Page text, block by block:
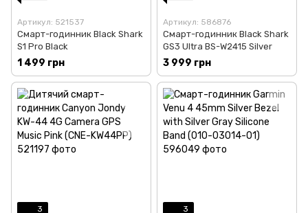
Артикул: 521537
Смарт-годинник Black Shark
S1 Pro Black
1 499 грн
Артикул: 586876
Смарт-годинник Black Shark
GS3 Ultra BS-W2415 Silver
3 999 грн
3 3